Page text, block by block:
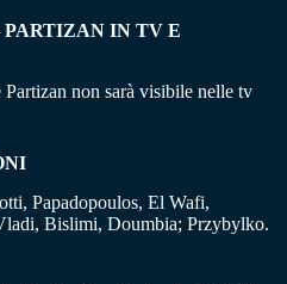
PARTIZAN IN TV E
non sarà visibile nelle tv
Papadopoulos, El Wafi,
Bislimi, Doumbia; Przybylko.